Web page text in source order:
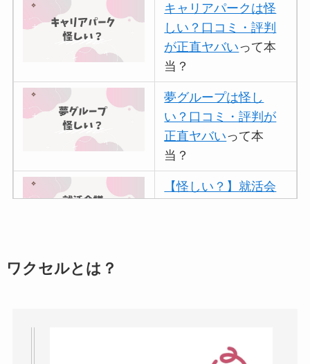
キャリアパークは怪
しい？口コミ・評判
が正直ヤバいって本
当？
夢グループは怪し
い？口コミ・評判が
正直ヤバいって本
当？
【怪しい？】就活会
【怪しい？】帝国デ
ワクセルとは？